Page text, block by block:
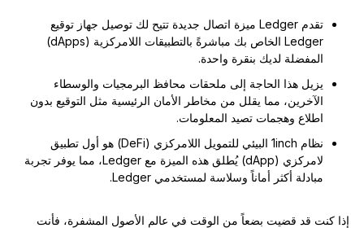
مقارنة أجهزة توقيع Ledger
تقدم Ledger ميزة اتصال جديدة تتيح لك توصيل جهاز توقيع
Ledger الخاص بك مباشرةً بالتطبيقات اللامركزية (dApps)
المفضلة لديك بنقرة واحدة.
يزيل هذا الحاجة إلى ملحقات محافظ البرمجيات والوسطاء
الآخرين، مما يقلل من مخاطر الأمان الرئيسية مثل التوقيع بدون
اطلاع وهجمات تصيد المعلومات.
نظام 1inch البيئي للتمويل اللامركزي (DeFi) هو أول تطبيق
لامركزي (dApp) يُطلق هذه الميزة مع Ledger، مما يوفر تجربة
مبادلة أكثر أماناً وسلاسة لمستخدمي Ledger.
إذا كنت قد قضيت بضعاً من الوقت في عالم الأصول المشفرة، فأنت